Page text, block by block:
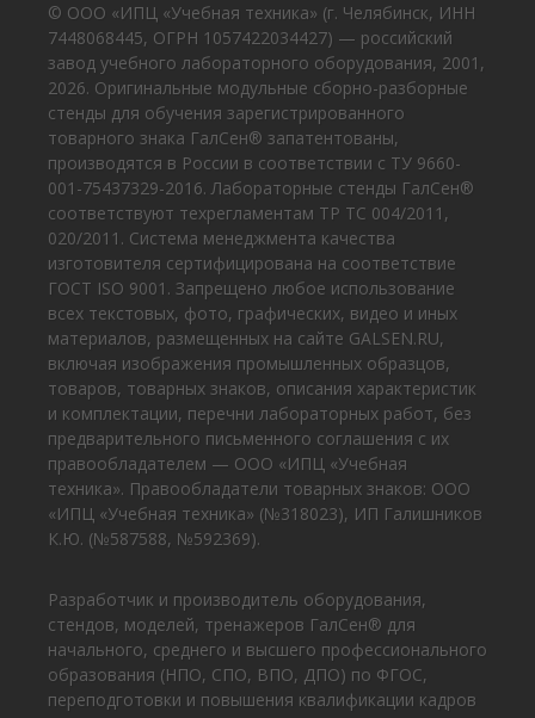
© ООО «ИПЦ «Учебная техника» (г. Челябинск, ИНН
7448068445, ОГРН 1057422034427) — российский
завод учебного лабораторного оборудования, 2001,
2026. Оригинальные модульные сборно-разборные
стенды для обучения зарегистрированного
товарного знака ГалСен® запатентованы,
производятся в России в соответствии с ТУ 9660-
001-75437329-2016. Лабораторные стенды ГалСен®
соответствуют техрегламентам ТР ТС 004/2011,
020/2011. Система менеджмента качества
изготовителя сертифицирована на соответствие
ГОСТ ISO 9001. Запрещено любое использование
всех текстовых, фото, графических, видео и иных
материалов, размещенных на сайте GALSEN.RU,
включая изображения промышленных образцов,
товаров, товарных знаков, описания характеристик
и комплектации, перечни лабораторных работ, без
предварительного письменного соглашения с их
правообладателем — ООО «ИПЦ «Учебная
техника». Правообладатели товарных знаков: ООО
«ИПЦ «Учебная техника» (№318023), ИП Галишников
К.Ю. (№587588, №592369).
Разработчик и производитель оборудования,
стендов, моделей, тренажеров ГалСен® для
начального, среднего и высшего профессионального
образования (НПО, СПО, ВПО, ДПО) по ФГОС,
переподготовки и повышения квалификации кадров